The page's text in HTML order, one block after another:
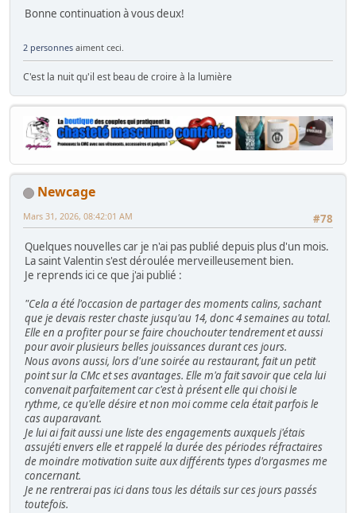
Bonne continuation à vous deux!
2 personnes aiment ceci.
C'est la nuit qu'il est beau de croire à la lumière
Newcage
#78
Mars 31, 2026, 08:42:01 AM
Quelques nouvelles car je n'ai pas publié depuis plus d'un mois.
La saint Valentin s'est déroulée merveilleusement bien.
Je reprends ici ce que j'ai publié :
"Cela a été l'occasion de partager des moments calins, sachant
que je devais rester chaste jusqu'au 14, donc 4 semaines au total.
Elle en a profiter pour se faire chouchouter tendrement et aussi
pour avoir plusieurs belles jouissances durant ces jours.
Nous avons aussi, lors d'une soirée au restaurant, fait un petit
point sur la CMc et ses avantages. Elle m'a fait savoir que cela lui
convenait parfaitement car c'est à présent elle qui choisi le
rythme, ce qu'elle désire et non moi comme cela était parfois le
cas auparavant.
Je lui ai fait aussi une liste des engagements auxquels j'étais
assujéti envers elle et rappelé la durée des périodes réfractaires
de moindre motivation suite aux différents types d'orgasmes me
concernant.
Je ne rentrerai pas ici dans tous les détails sur ces jours passés
toutefois.